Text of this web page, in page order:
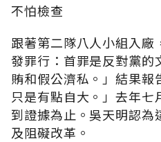
不怕檢查
跟著第二隊八人小組入廠
發罪行：首罪是反對黨的
賄和假公濟私。」結果報
只是有點自大。」去年
到證據為止。吳天明認為
及阻礙改革。